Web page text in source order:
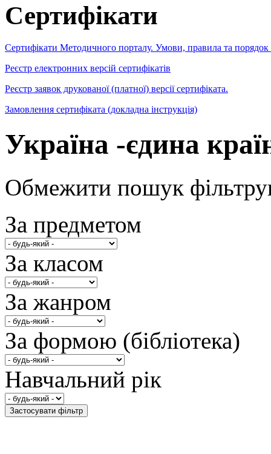
Сертифікати
Сертифікати Методичного порталу. Умови, правила та порядок
Реєстр електронних версій сертифікатів
Реєстр заявок друкованої (платної) версії сертифіката.
Замовлення сертифіката (докладна інструкція)
Україна -єдина
Обмежити пошук
За предметом
За класом
За жанром
За формою (бібліотека)
Навчальний рік